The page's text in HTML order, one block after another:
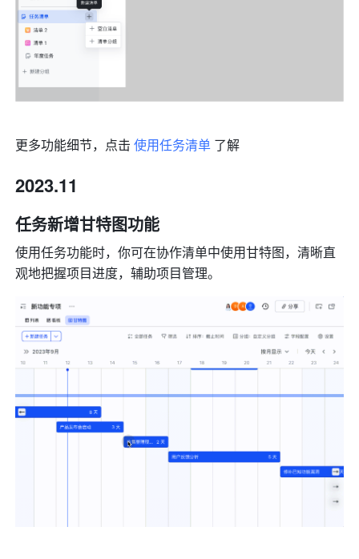
更多功能细节，点击 使用任务清单 了解
2023.11
任务新增甘特图功能
使用任务功能时，你可在协作清单中使用甘特图，清晰直
观地把握项目进度，辅助项目管理。